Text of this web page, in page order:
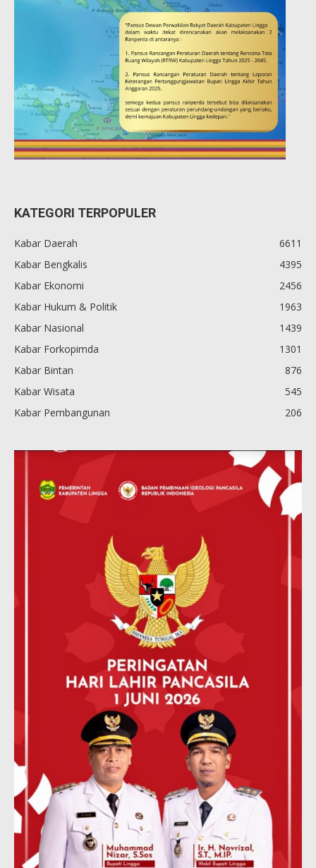
KATEGORI TERPOPULER
Kabar Daerah
6611
Kabar Bengkalis
4395
Kabar Ekonomi
2456
Kabar Hukum & Politik
1963
Kabar Nasional
1439
Kabar Forkopimda
1301
Kabar Bintan
876
Kabar Wisata
545
Kabar Pembangunan
206